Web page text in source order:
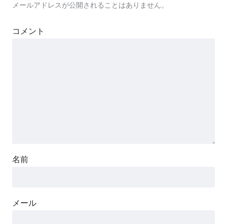
メールアドレスが公開されることはありません。
コメント
名前
メール